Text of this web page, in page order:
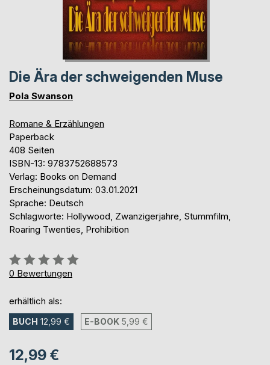
Die Ära der schweigenden Muse
Pola Swanson
Romane & Erzählungen
Paperback
408 Seiten
ISBN-13: 9783752688573
Verlag: Books on Demand
Erscheinungsdatum: 03.01.2021
Sprache: Deutsch
Schlagworte: Hollywood, Zwanzigerjahre, Stummfilm,
Roaring Twenties, Prohibition
Bewertung::
0%
0 Bewertungen
erhältlich als:
BUCH 12,99 € E-BOOK 5,99 €
12,99 €